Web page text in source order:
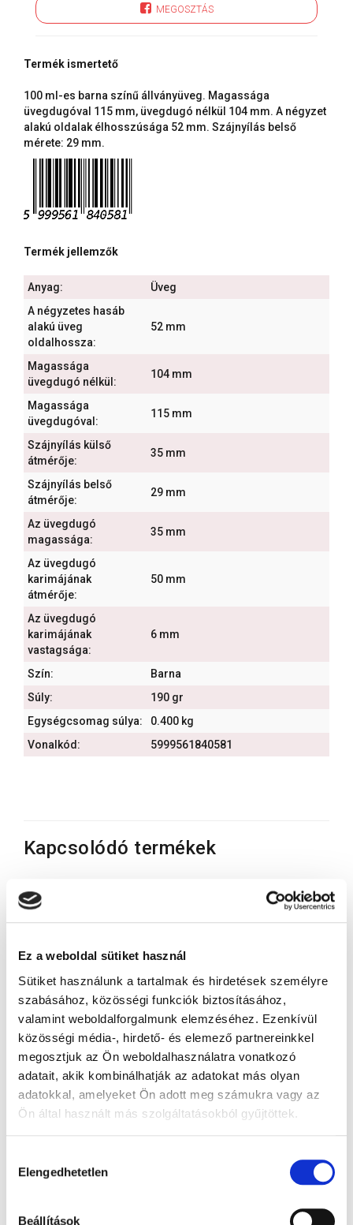
Ez a weboldal sütiket használ
Sütiket használunk a tartalmak és hirdetések személyre
szabásához, közösségi funkciók biztosításához,
valamint weboldalforgalmunk elemzéséhez. Ezenkívül
közösségi média-, hirdető- és elemező partnereinkkel
megosztjuk az Ön weboldalhasználatra vonatkozó
adatait, akik kombinálhatják az adatokat más olyan
adatokkal, amelyeket Ön adott meg számukra vagy az
Ön által használt más szolgáltatásokból gyűjtöttek.
kiválasztása
Elengedhetetlen
Beállítások
MEGOSZTÁS
Termék ismertető
100 ml-es barna színű állványüveg. Magassága
üvegdugóval 115 mm, üvegdugó nélkül 104 mm. A négyzet
alakú oldalak élhosszúsága 52 mm. Szájnyílás belső
mérete: 29 mm.
Termék jellemzők
Anyag:
Üveg
A négyzetes hasáb
alakú üveg
oldalhossza:
52 mm
Magassága
üvegdugó nélkül:
104 mm
Magassága
üvegdugóval:
115 mm
Szájnyílás külső
átmérője:
35 mm
Szájnyílás belső
átmérője:
29 mm
Az üvegdugó
magassága:
35 mm
Az üvegdugó
karimájának
átmérője:
50 mm
Az üvegdugó
karimájának
vastagsága:
6 mm
Szín:
Barna
Súly:
190 gr
Egységcsomag súlya:
0.400 kg
Vonalkód:
5999561840581
Kapcsolódó termékek
Állványüveg – 100 ml fehér - 1x